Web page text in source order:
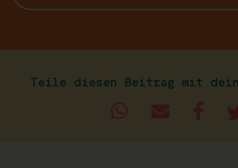
Teile diesen Beitrag mit